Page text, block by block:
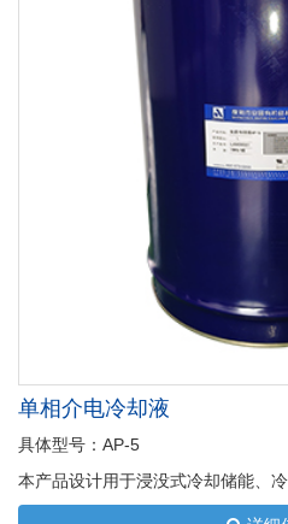
单相介电冷却液
具体型号：AP-5
本产品设计用于浸没式冷却储能、冷